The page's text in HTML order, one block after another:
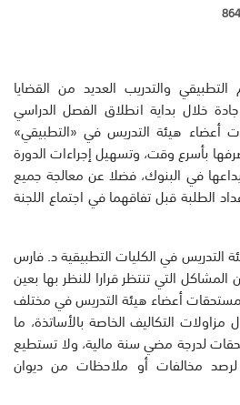
864
التطبيقي والتدريب العديد من القضايا
خلال بداية انطلاق الفصل الدراسي
أعضاء هيئة التدريس في «التطبيقي»
بأسرع وقت، وتسهيل إجراءات الدورة
في البنوك، فضلا عن معالجة جميع
الطلبة قبل تفاقهما في اجتماع اللجنة
في الكليات التطبيقية د. فارس
التي تنتظر قرارا للنظر بها بعين
لمستحقات أعضاء هيئة التدريس في مختلف
مزاولات التكاليف الخاصة بالأساتذة، ما
لدرجة مضي سنة مالية، ولا تستطيع
لرصد مخالفات أو ملاحظات من ديوان